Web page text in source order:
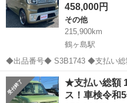
458,000円
その他
215,900km
鶴ヶ島駅
◆出品番号◆ S3B1743 ◆支払い総額◆ 45.8万円 ローン可能
ーン会社による審査あり。来店不要で仮
は、消費税、リサイクル券等全てコミコ
メーカ...
埼玉 川越市 鶴ヶ島駅
★支払い総額
ス！車検令和